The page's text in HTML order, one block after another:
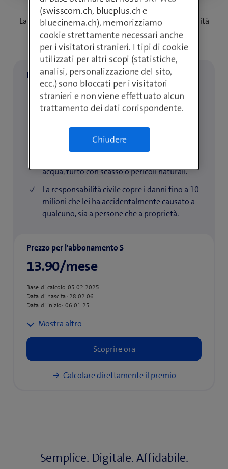
La combinazione di mobilia domestica e responsabilità
civile - essenziale per ogni famiglia.
L'abbonamento assicurativo comprende:
Combinazione di mobilia domestica e
responsabilità civile - può essere stipulata
singolarmente o in combinazione.
La mobilia domestica copre, ad esempio, i
acqua, furto con scasso o pericoli naturali.
La responsabilità civile copre i danni fino a 10
milioni che lei ha accidentalmente causato a
qualcuno, sia a persone che a proprietà.
Prezzo per l'abbonamento S
13.90/mese
Base di calcolo 05.02.2025
Data di nascita: 28.02.06
Data di inizio: 06.01.25
Indirizzo: 8032 Zurigo
Edificio: Condominio con max. 3 appartamenti
Camere: 1 in affitto
Standard di arredamento: Semplice
Calcolare direttamente il premio
Semplice. Digitale. Affidabile.
(swisscom.ch, blueplus.ch e
bluecinema.ch), memorizziamo
cookie strettamente necessari anche
per i visitatori stranieri. I tipi di cookie
utilizzati per altri scopi (statistiche,
analisi, personalizzazione del sito,
ecc.) sono bloccati per i visitatori
stranieri e non viene effettuato alcun
trattamento dei dati corrispondente.
Chiudere